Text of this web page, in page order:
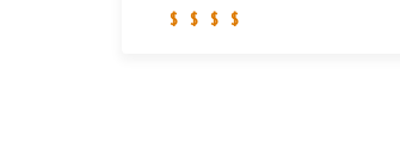
$ $ $ $